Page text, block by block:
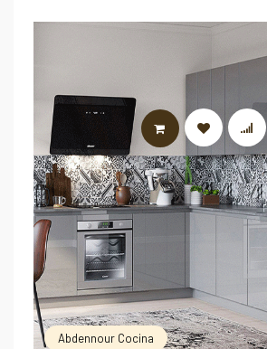
Abdennour Cocina
LIRE LA SUITE